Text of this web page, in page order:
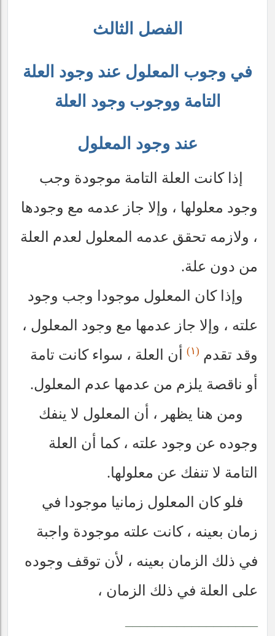
الفصل الثالث
في وجوب المعلول عند وجود العلة
التامة ووجوب وجود العلة
عند وجود المعلول
إذا كانت العلة التامة موجودة وجب
وجود معلولها ، وإلا جاز عدمه مع وجودها
، ولازمه تحقق عدمه المعلول لعدم العلة
من دون علة.
وإذا كان المعلول موجودا وجب وجود
علته ، وإلا جاز عدمها مع وجود المعلول ،
وقد تقدم (١)
أن العلة ، سواء كانت تامة
أو ناقصة يلزم من عدمها عدم المعلول.
ومن هنا يظهر ، أن المعلول لا ينفك
وجوده عن وجود علته ، كما أن العلة
التامة لا تنفك عن معلولها.
فلو كان المعلول زمانيا موجودا في
زمان بعينه ، كانت علته موجودة واجبة
في ذلك الزمان بعينه ، لأن توقف وجوده
على العلة في ذلك الزمان ،